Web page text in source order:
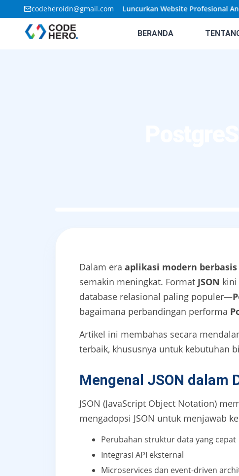
codeheroidn@gmail.com
🚀Penawaran Terbatas: Luncurkan Website Profesional Anda
BERANDA
Dalam era aplikasi modern
semakin meningkat. Format JSON kini
database relasional paling populer—
bagaimana perbandingan performa
Artikel ini membahas secara
terbaik, khususnya untuk kebutuhan
Mengenal JSON dalam
JSON (JavaScript Object Notation)
mengadopsi JSON untuk menjawab
Perubahan struktur data yang cepat
Integrasi API eksternal
Microservices dan event-driven